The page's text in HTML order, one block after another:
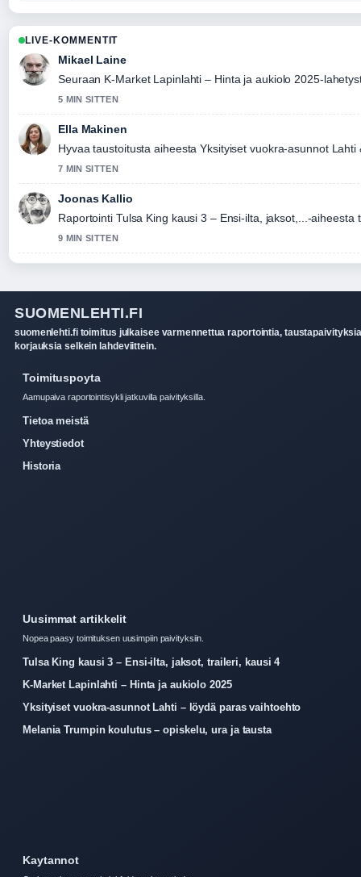
LIVE-KOMMENTIT
Mikael Laine
Seuraan K-Market Lapinlahti – Hinta ja aukiolo 2025-
5 MIN SITTEN
Ella Makinen
Hyvaa taustoitusta aiheesta Yksityiset vuokra-asunnot
7 MIN SITTEN
Joonas Kallio
Raportointi Tulsa King kausi 3 – Ensi-ilta, jaksot,...-
9 MIN SITTEN
SUOMENLEHTI.FI
suomenlehti.fi toimitus julkaisee varmennettua raportointia,
korjauksia selkein lahdeviittein.
Toimituspoyta
Aamupaiva raportointisykli jatkuvilla paivityksilla.
Tietoa meistä
Yhteystiedot
Historia
Uusimmat artikkelit
Nopea paasy toimituksen uusimpiin paivityksiin.
Tulsa King kausi 3 – Ensi-ilta, jaksot, traileri, kausi 4
K-Market Lapinlahti – Hinta ja aukiolo 2025
Yksityiset vuokra-asunnot Lahti – löydä paras vaihtoehto
Melania Trumpin koulutus – opiskelu, ura ja tausta
Kaytannot